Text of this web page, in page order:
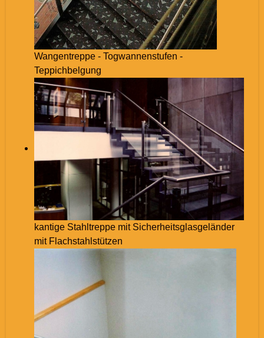
Wangentreppe - Togwannenstufen -
Teppichbelgung
kantige Stahltreppe mit Sicherheitsglasgeländer
mit Flachstahlstützen